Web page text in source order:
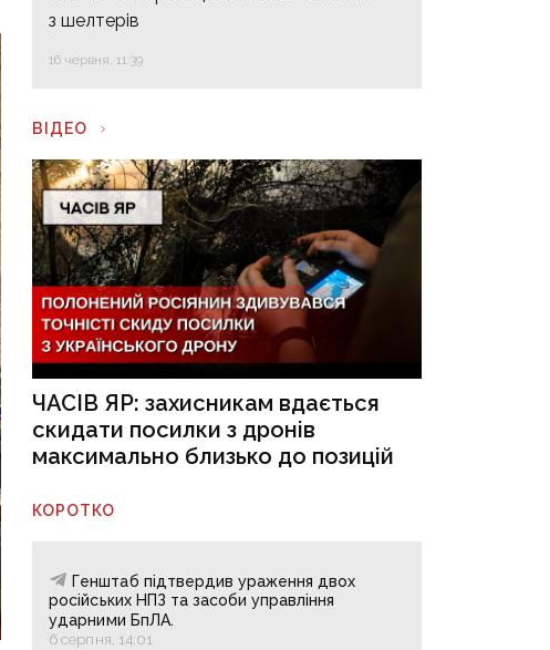
з шелтерів
16 червня, 11:39
ВІДЕО
ЧАСІВ ЯР: захисникам вдається
скидати посилки з дронів
максимально близько до позицій
КОРОТКО
Генштаб підтвердив ураження двох
російських НПЗ та засоби управління
ударними БпЛА.
6 серпня, 14:01